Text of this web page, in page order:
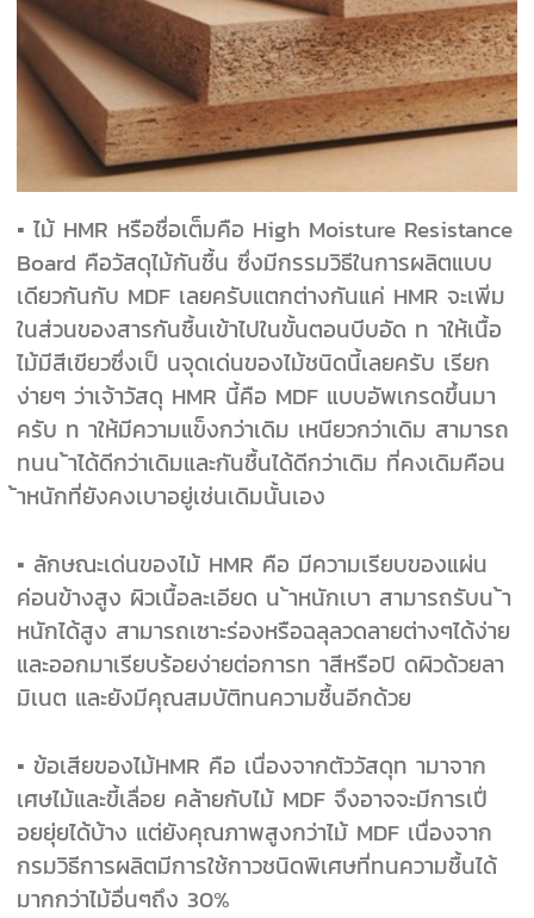
▪ ไม้ HMR หรือชื่อเต็มคือ High Moisture Resistance
Board คือวัสดุไม้กันชื้น ซึ่งมีกรรมวิธีในการผลิตแบบ
เดียวกันกับ MDF เลยครับแตกต่างกันแค่ HMR จะเพิ่ม
ในส่วนของสารกันชื้นเข้าไปในขั้นตอนบีบอัด ท าให้เนื้อ
ไม้มีสีเขียวซึ่งเป็ นจุดเด่นของไม้ชนิดนี้เลยครับ เรียก
ง่ายๆ ว่าเจ้าวัสดุ HMR นี้คือ MDF แบบอัพเกรดขึ้นมา
ครับ ท าให้มีความแข็งกว่าเดิม เหนียวกว่าเดิม สามารถ
ทนน ้าได้ดีกว่าเดิมและกันชื้นได้ดีกว่าเดิม ที่คงเดิมคือน
้าหนักที่ยังคงเบาอยู่เช่นเดิมนั้นเอง
▪ ลักษณะเด่นของไม้ HMR คือ มีความเรียบของแผ่น
ค่อนข้างสูง ผิวเนื้อละเอียด น ้าหนักเบา สามารถรับน ้า
หนักได้สูง สามารถเซาะร่องหรือฉลุลวดลายต่างๆได้ง่าย
และออกมาเรียบร้อยง่ายต่อการท าสีหรือปิ ดผิวด้วยลา
มิเนต และยังมีคุณสมบัติทนความชื้นอีกด้วย
▪ ข้อเสียของไม้HMR คือ เนื่องจากตัววัสดุท ามาจาก
เศษไม้และขี้เลื่อย คล้ายกับไม้ MDF จึงอาจจะมีการเปื่
อยยุ่ยได้บ้าง แต่ยังคุณภาพสูงกว่าไม้ MDF เนื่องจาก
กรมวิธีการผลิตมีการใช้กาวชนิดพิเศษที่ทนความชื้นได้
มากกว่าไม้อื่นๆถึง 30%